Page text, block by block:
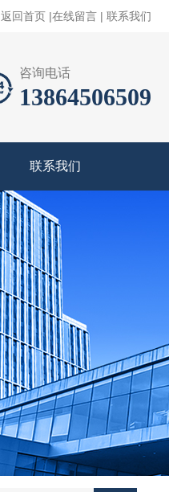
返回首页 |在线留言 | 联系我们
咨询电话
13864506509
联系我们